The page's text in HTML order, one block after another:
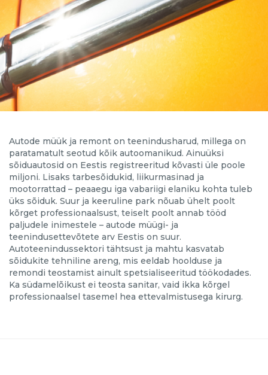
Autode müük ja remont on teenindusharud, millega on
paratamatult seotud kõik autoomanikud. Ainuüksi
sõiduautosid on Eestis registreeritud kõvasti üle poole
miljoni. Lisaks tarbesõidukid, liikurmasinad ja
mootorrattad – peaaegu iga vabariigi elaniku kohta tuleb
üks sõiduk. Suur ja keeruline park nõuab ühelt poolt
kõrget professionaalsust, teiselt poolt annab tööd
paljudele inimestele – autode müügi- ja
teenindusettevõtete arv Eestis on suur.
Autoteenindussektori tähtsust ja mahtu kasvatab
sõidukite tehniline areng, mis eeldab hoolduse ja
remondi teostamist ainult spetsialiseeritud töökodades.
Ka südamelõikust ei teosta sanitar, vaid ikka kõrgel
professionaalsel tasemel hea ettevalmistusega kirurg.